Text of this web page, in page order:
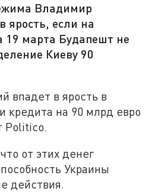
Владимир
ярость, если на
19 марта Будапешт не
Киеву 90
впадет в ярость в
кредита на 90 млрд евро
Politico.
от этих денег
Украины
действия.